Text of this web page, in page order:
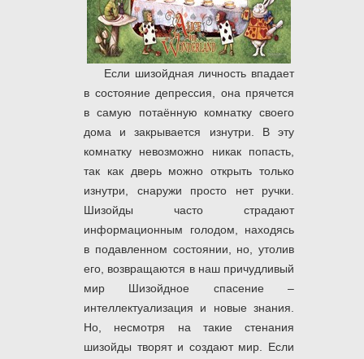
Если шизойдная личность впадает
в состояние депрессия, она прячется
в самую потаённую комнатку своего
дома и закрывается изнутри. В эту
комнатку невозможно никак попасть,
так как дверь можно открыть только
изнутри, снаружи просто нет ручки.
Шизойды часто страдают
информационным голодом, находясь
в подавленном состоянии, но, утолив
его, возвращаются в наш причудливый
мир Шизойдное спасение –
интеллектуализация и новые знания.
Но, несмотря на такие стенания
шизойды творят и создают мир. Если